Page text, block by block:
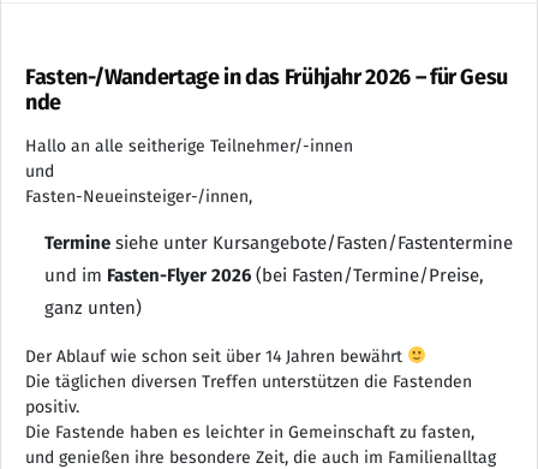
Fasten-/Wandertage in das Frühjahr 2026 – für Gesu
nde
Hallo an alle seitherige Teilnehmer/-innen
und
Fasten-Neueinsteiger-/innen,
Termine siehe unter Kursangebote/Fasten/Fastentermine
und im Fasten-Flyer 2026 (bei Fasten/Termine/Preise,
ganz unten)
Der Ablauf wie schon seit über 14 Jahren bewährt
Die täglichen diversen Treffen unterstützen die Fastenden
positiv.
Die Fastende haben es leichter in Gemeinschaft zu fasten,
und genießen ihre besondere Zeit, die auch im Familienalltag